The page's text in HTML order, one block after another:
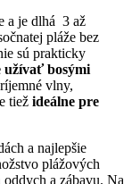
a je dlhá 3 až
pláže bez
sú prakticky
užívať bosými
vlny,
tiež ideálne pre
a najlepšie
plážových
oddych a zábavu. Na